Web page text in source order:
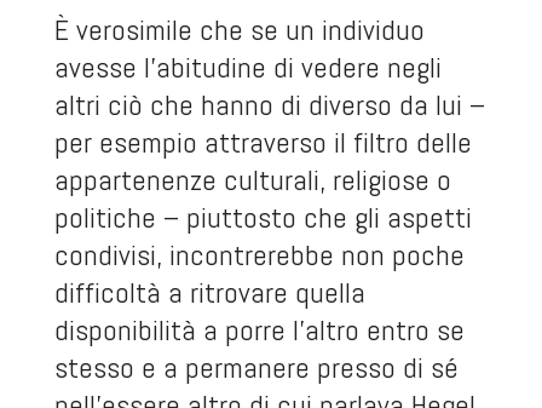
È verosimile che se un individuo
avesse l’abitudine di vedere negli
altri ciò che hanno di diverso da lui –
per esempio attraverso il filtro delle
appartenenze culturali, religiose o
politiche – piuttosto che gli aspetti
condivisi, incontrerebbe non poche
difficoltà a ritrovare quella
disponibilità a porre l’altro entro se
stesso e a permanere presso di sé